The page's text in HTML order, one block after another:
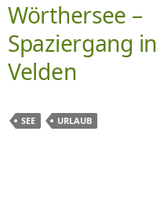
Wörthersee –
Spaziergang in
Velden
SEE URLAUB